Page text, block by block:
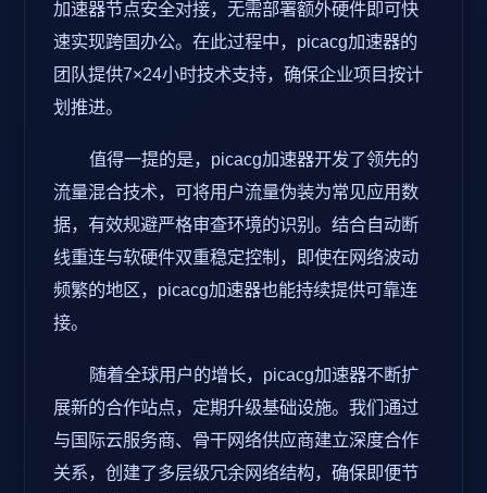
加速器节点安全对接，无需部署额外硬件即可快
速实现跨国办公。在此过程中，picacg加速器的
团队提供7×24小时技术支持，确保企业项目按计
划推进。
值得一提的是，picacg加速器开发了领先的
流量混合技术，可将用户流量伪装为常见应用数
据，有效规避严格审查环境的识别。结合自动断
线重连与软硬件双重稳定控制，即使在网络波动
频繁的地区，picacg加速器也能持续提供可靠连
接。
随着全球用户的增长，picacg加速器不断扩
展新的合作站点，定期升级基础设施。我们通过
与国际云服务商、骨干网络供应商建立深度合作
关系，创建了多层级冗余网络结构，确保即便节